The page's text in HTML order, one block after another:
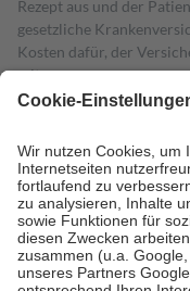
Rezept aus und der
gesetzliche
Kosten dafür, der
mit.
Grundsätzlich leisten
höchstens zehn Euro.
Es
Kosten der Leistung zu
Diese Regeln gelten
Bei Heilmitteln und
Zuzahlung zehn Prozent
Verordnung.
Um das Engagement der